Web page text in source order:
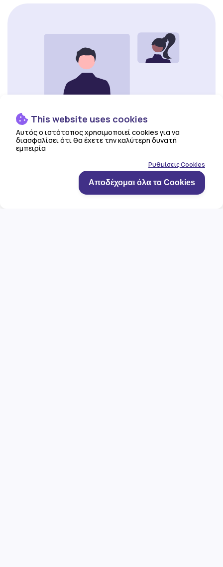
Δεν είσαι σίγουρος/η
ποιο είναι το σωστό
πλάνο για σένα;
Αυτός ο ιστότοπος χρησιμοποιεί cookies για να
διασφαλίσει ότι θα έχετε την καλύτερη δυνατή
εμπειρία
Ρυθμίσεις Cookies
Αποδέχομαι όλα τα Cookies